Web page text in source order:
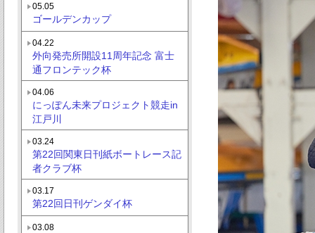
05.05
ゴールデンカップ
04.22
外向発売所開設11周年記念 富士
通フロンテック杯
04.06
にっぽん未来プロジェクト競走in
江戸川
03.24
第22回関東日刊紙ボートレース記
者クラブ杯
03.17
第22回日刊ゲンダイ杯
03.08